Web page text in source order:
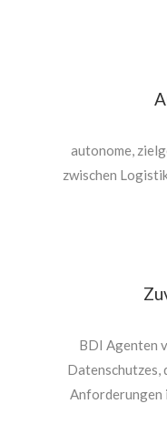
autonome,
zwischen
BDI Agenten
Datenschutzes,
Anforderungen